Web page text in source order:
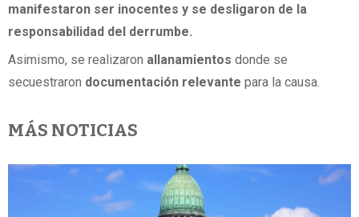
manifestaron ser inocentes y se desligaron de la
responsabilidad del derrumbe.
Asimismo, se realizaron allanamientos donde se
secuestraron documentación relevante para la causa.
MÁS NOTICIAS